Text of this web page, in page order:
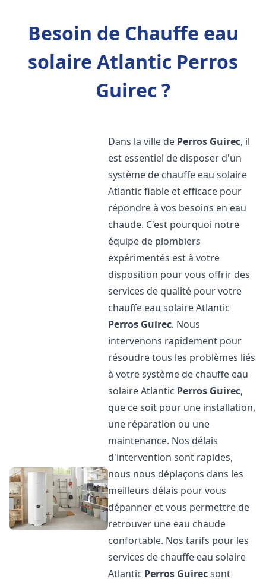
Besoin de Chauffe eau
solaire Atlantic Perros
Guirec ?
Dans la ville de Perros Guirec, il
est essentiel de disposer d'un
système de chauffe eau solaire
Atlantic fiable et efficace pour
répondre à vos besoins en eau
chaude. C'est pourquoi notre
équipe de plombiers
expérimentés est à votre
disposition pour vous offrir des
services de qualité pour votre
chauffe eau solaire Atlantic
Perros Guirec. Nous
intervenons rapidement pour
résoudre tous les problèmes liés
à votre système de chauffe eau
solaire Atlantic Perros Guirec,
que ce soit pour une installation,
une réparation ou une
maintenance. Nos délais
d'intervention sont rapides,
nous nous déplaçons dans les
meilleurs délais pour vous
dépanner et vous permettre de
retrouver une eau chaude
confortable. Nos tarifs pour les
services de chauffe eau solaire
Atlantic Perros Guirecsont